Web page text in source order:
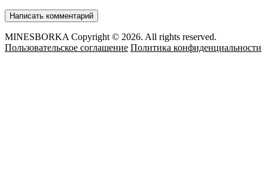
MINESBORKA Copyright © 2026. All rights reserved.
Пользовательское соглашение Политика конфиденциальности